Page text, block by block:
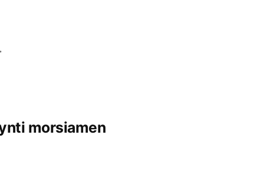
morsiamen